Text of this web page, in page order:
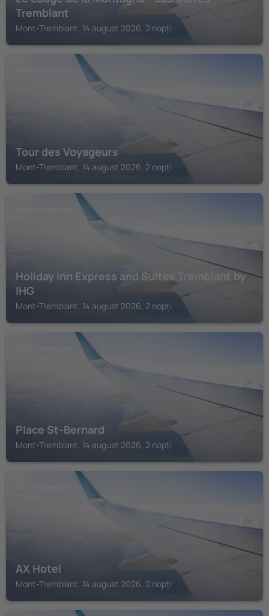
Tremblant
Mont-Tremblant, 14 august 2026, 2 nopți
Tour des Voyageurs
Mont-Tremblant, 14 august 2026, 2 nopți
Holiday Inn Express and Suites Tremblant by
IHG
Mont-Tremblant, 14 august 2026, 2 nopți
Place St-Bernard
Mont-Tremblant, 14 august 2026, 2 nopți
AX Hotel
Mont-Tremblant, 14 august 2026, 2 nopți